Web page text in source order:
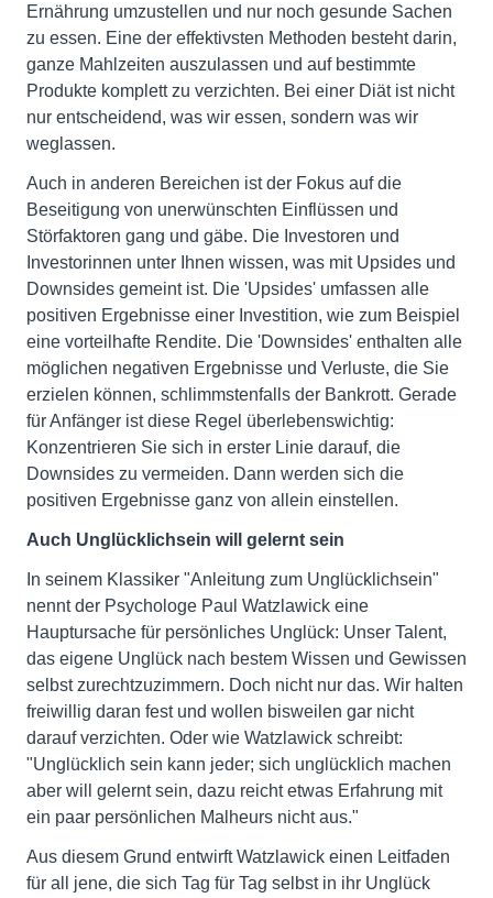
Ernährung umzustellen und nur noch gesunde Sachen
zu essen. Eine der effektivsten Methoden besteht darin,
ganze Mahlzeiten auszulassen und auf bestimmte
Produkte komplett zu verzichten. Bei einer Diät ist nicht
nur entscheidend, was wir essen, sondern was wir
weglassen.
Auch in anderen Bereichen ist der Fokus auf die
Beseitigung von unerwünschten Einflüssen und
Störfaktoren gang und gäbe. Die Investoren und
Investorinnen unter Ihnen wissen, was mit Upsides und
Downsides gemeint ist. Die 'Upsides' umfassen alle
positiven Ergebnisse einer Investition, wie zum Beispiel
eine vorteilhafte Rendite. Die 'Downsides' enthalten alle
möglichen negativen Ergebnisse und Verluste, die Sie
erzielen können, schlimmstenfalls der Bankrott. Gerade
für Anfänger ist diese Regel überlebenswichtig:
Konzentrieren Sie sich in erster Linie darauf, die
Downsides zu vermeiden. Dann werden sich die
positiven Ergebnisse ganz von allein einstellen.
Auch Unglücklichsein will gelernt sein
In seinem Klassiker "Anleitung zum Unglücklichsein"
nennt der Psychologe Paul Watzlawick eine
Hauptursache für persönliches Unglück: Unser Talent,
das eigene Unglück nach bestem Wissen und Gewissen
selbst zurechtzuzimmern. Doch nicht nur das. Wir halten
freiwillig daran fest und wollen bisweilen gar nicht
darauf verzichten. Oder wie Watzlawick schreibt:
"Unglücklich sein kann jeder; sich unglücklich machen
aber will gelernt sein, dazu reicht etwas Erfahrung mit
ein paar persönlichen Malheurs nicht aus."
Aus diesem Grund entwirft Watzlawick einen Leitfaden
für all jene, die sich Tag für Tag selbst in ihr Unglück